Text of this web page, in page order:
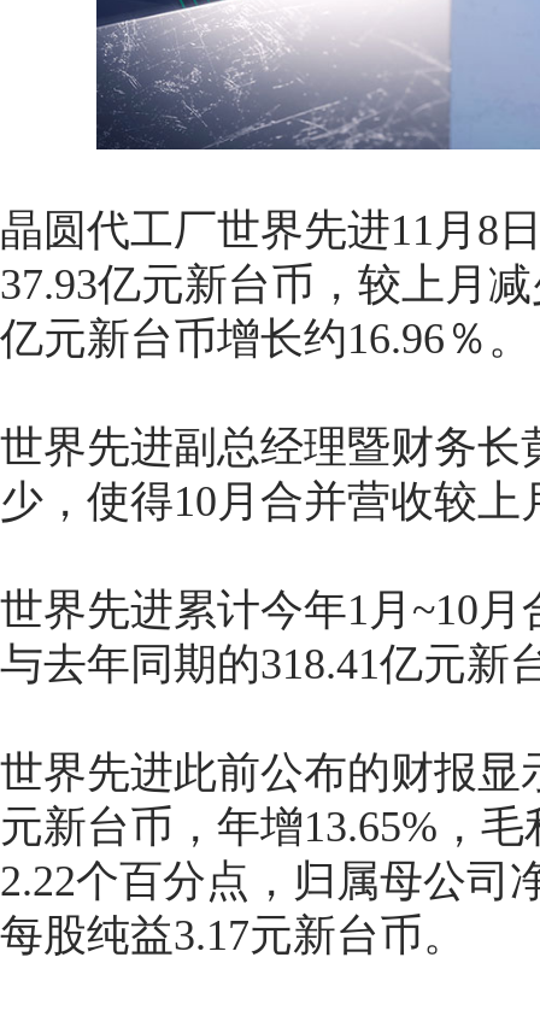
晶圆代工厂世界先进11月8
37.93亿元新台币，较上月
亿元新台币增长约16.96％。
世界先进副总经理暨财务
少，使得10月合并营收较
世界先进累计今年1月~10
与去年同期的318.41亿元新
世界先进此前公布的财报显
元新台币，年增13.65%，
2.22个百分点，归属母公司
每股纯益3.17元新台币。